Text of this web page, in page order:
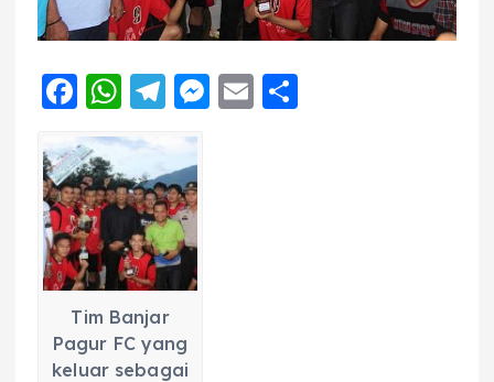
F
a
c
e
b
o
o
k
W
h
a
ts
A
p
p
T
el
e
g
r
a
m
M E
Tim Banjar
Pagur FC yang
keluar sebagai